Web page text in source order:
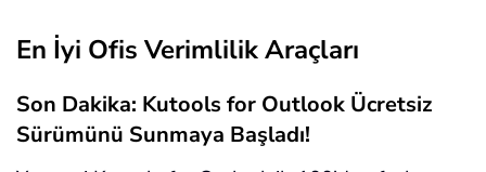
En İyi Ofis Verimlilik Araçları
Son Dakika: Kutools for Outlook Ücretsiz
Sürümünü Sunmaya Başladı!